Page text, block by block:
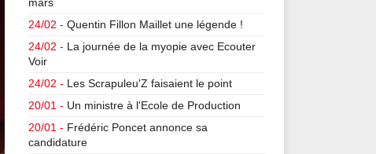
24/02 - Quentin Fillon Maillet une légende !
24/02 - La journée de la myopie avec Ecouter
Voir
24/02 - Les Scrapuleu'Z faisaient le point
20/01 - Un ministre à l'Ecole de Production
20/01 - Frédéric Poncet annonce sa
candidature